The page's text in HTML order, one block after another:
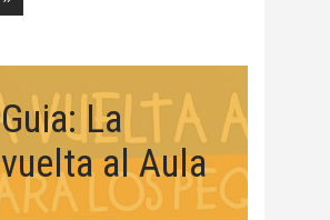
Guia: La
vuelta al Aula